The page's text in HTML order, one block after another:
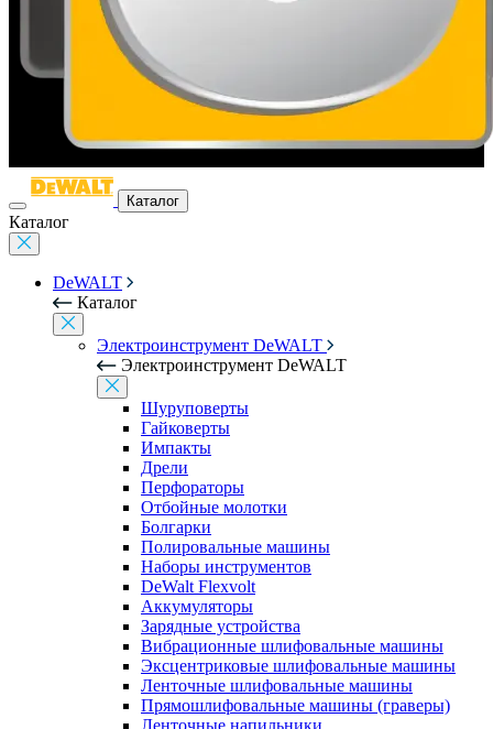
Каталог
Каталог
DeWALT
Каталог
Электроинструмент DeWALT
Электроинструмент DeWALT
Шуруповерты
Гайковерты
Импакты
Дрели
Перфораторы
Отбойные молотки
Болгарки
Полировальные машины
Наборы инструментов
DeWalt Flexvolt
Аккумуляторы
Зарядные устройства
Вибрационные шлифовальные машины
Эксцентриковые шлифовальные машины
Ленточные шлифовальные машины
Прямошлифовальные машины (граверы)
Ленточные напильники